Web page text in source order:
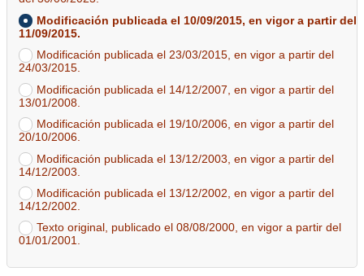
Modificación publicada el 10/09/2015, en vigor a partir del
11/09/2015.
Modificación publicada el 23/03/2015, en vigor a partir del
24/03/2015.
Modificación publicada el 14/12/2007, en vigor a partir del
13/01/2008.
Modificación publicada el 19/10/2006, en vigor a partir del
20/10/2006.
Modificación publicada el 13/12/2003, en vigor a partir del
14/12/2003.
Modificación publicada el 13/12/2002, en vigor a partir del
14/12/2002.
Texto original, publicado el 08/08/2000, en vigor a partir del
01/01/2001.